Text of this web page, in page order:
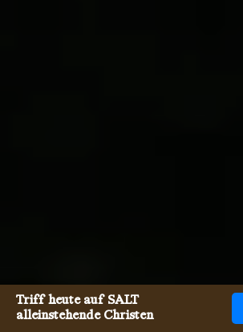
Triff heute auf SALT
alleinstehende Christen